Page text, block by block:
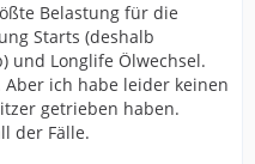
Belastung für die
Starts (deshalb
und Longlife Ölwechsel.
ich habe leider keinen
getrieben haben.
der Fälle.